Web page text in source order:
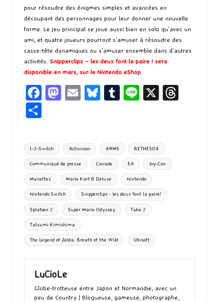
pour résoudre des énigmes simples et avancées en
découpant des personnages pour leur donner une nouvelle
forme. Le jeu principal se joue aussi bien en solo qu’avec un
ami, et quatre joueurs pourront s’amuser à résoudre des
casse-tête dynamiques ou s’amuser ensemble dans d’autres
activités. Snipperclips – les deux font la paire ! sera
disponible en mars, sur le Nintendo eShop
Fa
o
o
k
M
d
o
n
E
l
Bl
ky
T
bl
r
Li X
ta
g
er
Tags:
1-2-Switch Activision ARMS BETHESDA
Communiqué de presse Console EA Joy-Con
Manettes Mario Kart 8 Deluxe Nintendo
Nintendo Switch Snipperclips - les deux font la paire!
Splatoon 2 Super Mario Odyssey Take 2
Tatsumi Kimishima
The Legend of Zelda: Breath of the Wild Ubisoft
LuCioLe
Globe-trotteuse entre Japon et Normandie, avec un
peu de Country | Blogueuse, gameuse, photographe,